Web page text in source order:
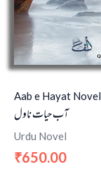
Aab e Hayat Novel
آب حیات ناول
Urdu Novel
₹650.00